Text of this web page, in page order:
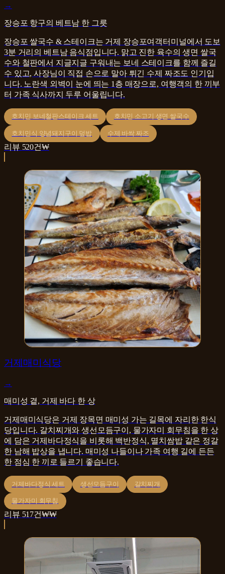
→
장승포 항구의 베트남 한 그릇
장승포 쌀국수 & 스테이크는 거제 장승포여객터미널에서 도보
3분 거리의 베트남 음식점입니다. 맑고 진한 육수의 생면 쌀국
수와 철판에서 지글지글 구워내는 보네 스테이크를 함께 즐길
수 있고, 사장님이 직접 손으로 말아 튀긴 수제 짜조도 인기입
니다. 노란색 외벽이 눈에 띄는 1층 매장으로, 여행객의 한 끼부
터 가족 식사까지 두루 어울립니다.
호치민 보네철판스테이크 세트 호치민 소고기 생면 쌀국수
호치민식 양념돼지구이 덮밥 수제 바싹 짜조
리뷰 520건₩
거제매미식당
→
매미성 곁, 거제 바다 한 상
거제매미식당은 거제 장목면 매미성 가는 길목에 자리한 한식
당입니다. 갈치찌개와 생선모듬구이, 물가자미 회무침을 한 상
에 담은 거제바다정식을 비롯해 백반정식, 멸치쌈밥 같은 정갈
한 남해 밥상을 냅니다. 매미성 나들이나 가족 여행 길에 든든
한 점심 한 끼로 들르기 좋습니다.
거제바다정식 세트 생선모듬구이 갈치찌개
물가자미 회무침
리뷰 517건₩₩